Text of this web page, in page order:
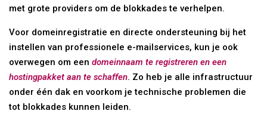
met grote providers om de blokkades te verhelpen.
Voor domeinregistratie en directe ondersteuning bij het
instellen van professionele e-mailservices, kun je ook
overwegen om eendomeinnaam te registreren en een
hostingpakket aan te schaffen. Zo heb je alle infrastructuur
onder één dak en voorkom je technische problemen die
tot blokkades kunnen leiden.